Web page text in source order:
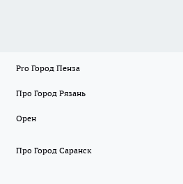
Pro Город Пенза
Про Город Рязань
Орен
Про Город Саранск